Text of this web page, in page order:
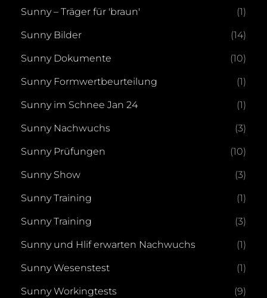
Sunny – Träger für 'braun' (1)
Sunny Bilder (14)
Sunny Dokumente (10)
Sunny Formwertbeurteilung (1)
Sunny im Schnee Jan 24 (1)
Sunny Nachwuchs (3)
Sunny Prüfungen (10)
Sunny Show (3)
Sunny Training (1)
Sunny Training (3)
Sunny und Hlif erwarten Nachwuchs (1)
Sunny Wesenstest (1)
Sunny Workingtests (9)